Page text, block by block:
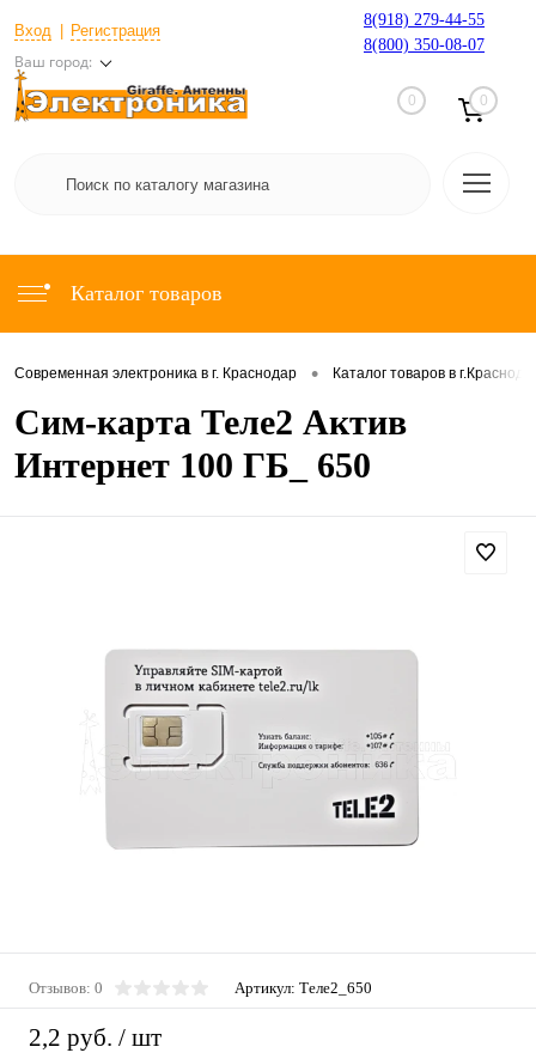
Вход Регистрация
Ваш город:
8(918) 279-44-55
8(800) 350-08-07
0 0
Каталог товаров
Современная электроника в г. Краснодар • Каталог товаров в
Сим-карта Теле2 Актив
Интернет 100 ГБ_ 650
Отзывов: 0 Артикул: Теле2_650
2,2 руб. / шт